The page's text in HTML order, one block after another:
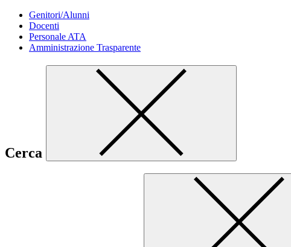
Genitori/Alunni
Docenti
Personale ATA
Amministrazione Trasparente
Cerca